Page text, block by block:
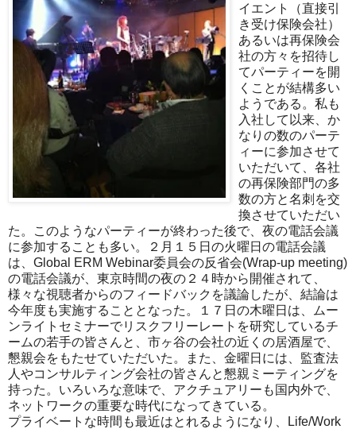
イエント（直接引
き受け保険会社）
あるいは再保険会
社の方々を招待し
てパーティーを開
くことが結構多い
ようである。私も
入社して以来、か
なりの数のパーテ
ィーに参加させて
いただいて、各社
の再保険部門の多
数の方と名刺を交
換させていただい
た。このようなパーティーが終わった後で、夜の電話会議
に参加することも多い。２月１５日の火曜日の電話会議
は、Global ERM Webinar委員会の反省会(Wrap-up meeting)
の電話会議が、東京時間の夜の２４時から開催されて、
様々な視聴者からのフィードバックを議論したが、結論は
今年度も実施することとなった。１７日の木曜日は、ムー
ンライトセミナーでリスクフリーレートを研究しているチ
ームの若手の皆さんと、市ヶ谷の会社の近くの居酒屋で、
懇親会をもたせていただいた。また、金曜日には、監査法
人やコンサルティング会社の皆さんと懇親ミーティングを
持った。いろいろな意味で、アクチュアリーも国内外で、
ネットワークの重要な時代になってきている。
プライベートな時間も最近はとれるようになり、Life/Work